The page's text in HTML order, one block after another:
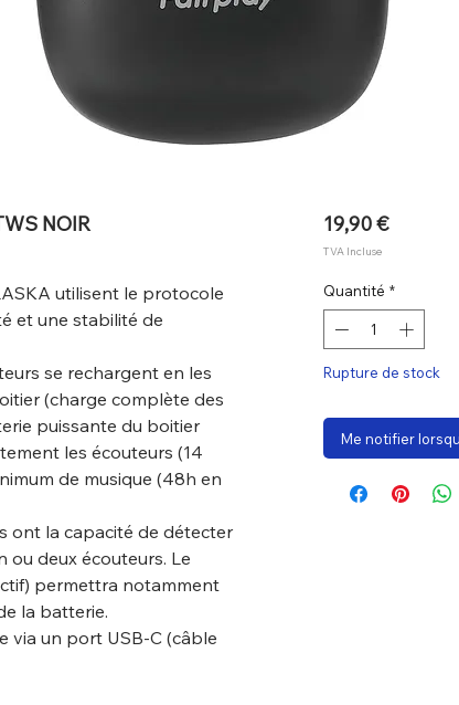
NOIR
utilisent le protocole
et une stabilité de
se rechargent en les
(charge complète des
puissante du boitier
les écouteurs (14
de musique (48h en
ont la capacité de détecter
ou deux écouteurs. Le
permettra notamment
la batterie.
via un port USB-C (câble
19,90 €Prix
TVA Incluse
Quantité *
Rupture de stock
Me notifier